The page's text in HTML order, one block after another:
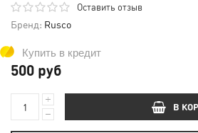
Оставить отзыв
Бренд: Rusco
Купить в кредит
500 руб
В